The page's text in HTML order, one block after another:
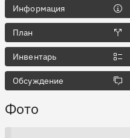
Информация
План
Инвентарь
Обсуждение
Фото